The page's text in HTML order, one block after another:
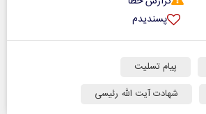
پسندیدم
پیام تسلیت
شهادت آیت الله رئیسی